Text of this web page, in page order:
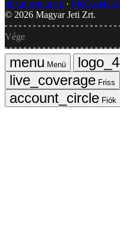
dokumentumok
Médiaajánlat
© 2026 Magyar Jeti Zrt.
Vége
Menü
Friss
Fiók